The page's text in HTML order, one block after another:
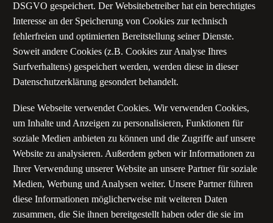
DSGVO gespeichert. Der Websitebetreiber hat ein berechtigtes
Interesse an der Speicherung von Cookies zur technisch
fehlerfreien und optimierten Bereitstellung seiner Dienste.
Soweit andere Cookies (z.B. Cookies zur Analyse Ihres
Surfverhaltens) gespeichert werden, werden diese in dieser
Datenschutzerklärung gesondert behandelt.
Diese Webseite verwendet Cookies. Wir verwenden Cookies,
um Inhalte und Anzeigen zu personalisieren, Funktionen für
soziale Medien anbieten zu können und die Zugriffe auf unsere
Website zu analysieren. Außerdem geben wir Informationen zu
Ihrer Verwendung unserer Website an unsere Partner für soziale
Medien, Werbung und Analysen weiter. Unsere Partner führen
diese Informationen möglicherweise mit weiteren Daten
zusammen, die Sie ihnen bereitgestellt haben oder die sie im